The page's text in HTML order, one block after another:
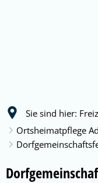
Sie sind hier:
Ortsheimatpflege